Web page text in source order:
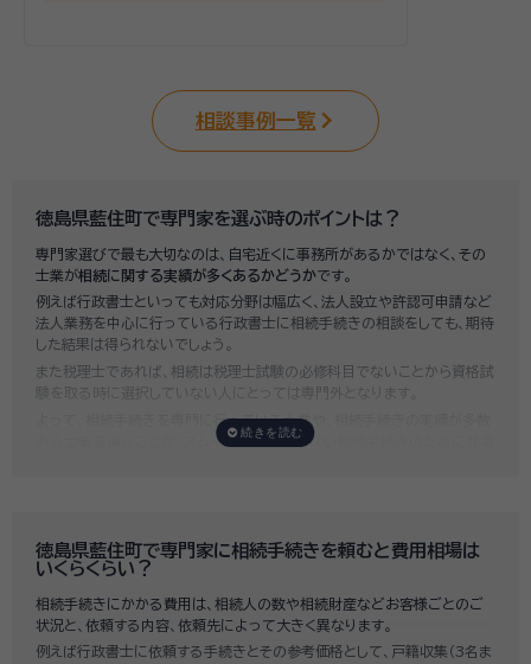
相談事例一覧
徳島県藍住町で専門家を選ぶ時のポイントは？
専門家選びで最も大切なのは、自宅近くに事務所があるかではなく、その
士業が相続に関する実績が多くあるかどうかです。
例えば行政書士といっても対応分野は幅広く、法人設立や許認可申請など
法人業務を中心に行っている行政書士に相続手続きの相談をしても、期待
した結果は得られないでしょう。
また税理士であれば、相続は税理士試験の必修科目でないことから資格試
験を取る時に選択していない人にとっては専門外となります。
よって、相続手続きを専門に行っている士業や、相続手続きの実績が多数
ある士業を選ぶことが、スムーズで間違いのない相続手続きのために非常
徳島県藍住町で専門家に相続手続きを頼むと費用相場は
いくらくらい？
相続手続きにかかる費用は、相続人の数や相続財産などお客様ごとのご
状況と、依頼する内容、依頼先によって大きく異なります。
例えば行政書士に依頼する手続きとその参考価格として、戸籍収集（3名ま